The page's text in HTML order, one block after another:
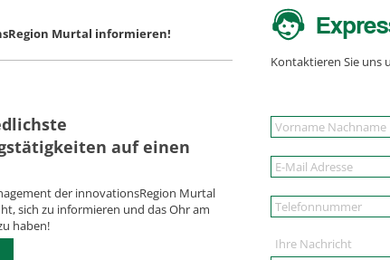
Murtal informieren!
auf einen
der innovationsRegion Murtal
sich zu informieren und das Ohr am
haben!
Kontaktieren Sie uns
Ihre Nachricht